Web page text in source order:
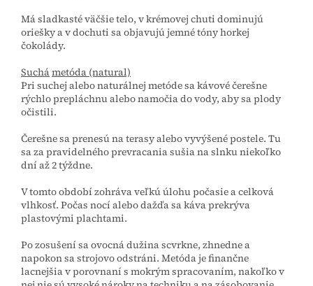
Má sladkasté väčšie telo, v krémovej chuti dominujú
oriešky a v dochuti sa objavujú jemné tóny horkej
čokolády.
Suchámetóda (natural)
Pri suchej alebo naturálnej metóde sa kávové čerešne
rýchlo prepláchnu alebo namočia do vody, aby sa plody
očistili.
Čerešne sa prenesú na terasy alebo vyvýšené postele. Tu
sa za pravidelného prevracania sušia na slnku niekoľko
dní až 2 týždne.
V tomto období zohráva veľkú úlohu počasie a celková
vlhkosť. Počas nocí alebo dažďa sa káva prekrýva
plastovými plachtami.
Po zosušení sa ovocná dužina scvrkne, zhnedne a
napokon sa strojovo odstráni. Metóda je finančne
lacnejšia v porovnaní s mokrým spracovaním, nakoľko v